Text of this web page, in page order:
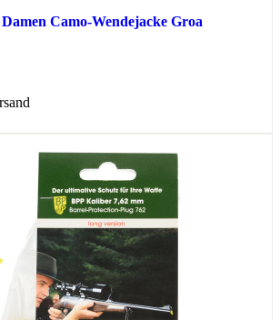
Camo-Wendejacke Groa